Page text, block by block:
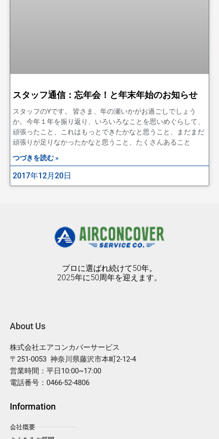
スタッフ通信：忘年会！と年末年始のお知らせ
スタッフのYです。 皆さま、年の瀬いかがお過ごしでしょう
か。今年１年を振り返り、いろいろなことを思いめぐらして、
頑張ったこと、これはもっとできたかなと思うこと、まだまだ
頑張りが足りなかったかなと思うこと、たくさんあること
つづきを読む »
2017年12月20日
プロに選ばれ続けて50年。
2025年に50周年を迎えます。
About Us
株式会社エアコンカバーサービス
〒251-0053 神奈川県藤沢市本町2-12-4
営業時間：平日10:00~17:00
電話番号：0466-52-4806
Information
会社概要